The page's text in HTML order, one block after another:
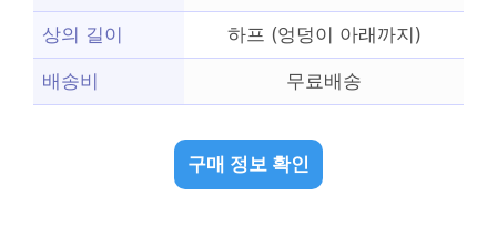
상의 길이 하프 (엉덩이 아래까지)
배송비 무료배송
구매 정보 확인